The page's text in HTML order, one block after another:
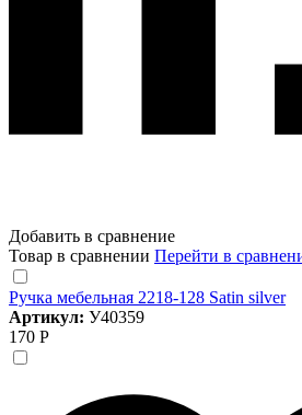
Добавить в сравнение
Товар в сравнении Перейти в
Ручка мебельная 2218-128 Satin silver
Артикул: У40359
170 Р